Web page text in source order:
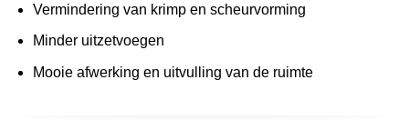
Vermindering van krimp en scheurvorming
Minder uitzetvoegen
Mooie afwerking en uitvulling van de ruimte